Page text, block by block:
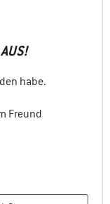
habe.
Freund